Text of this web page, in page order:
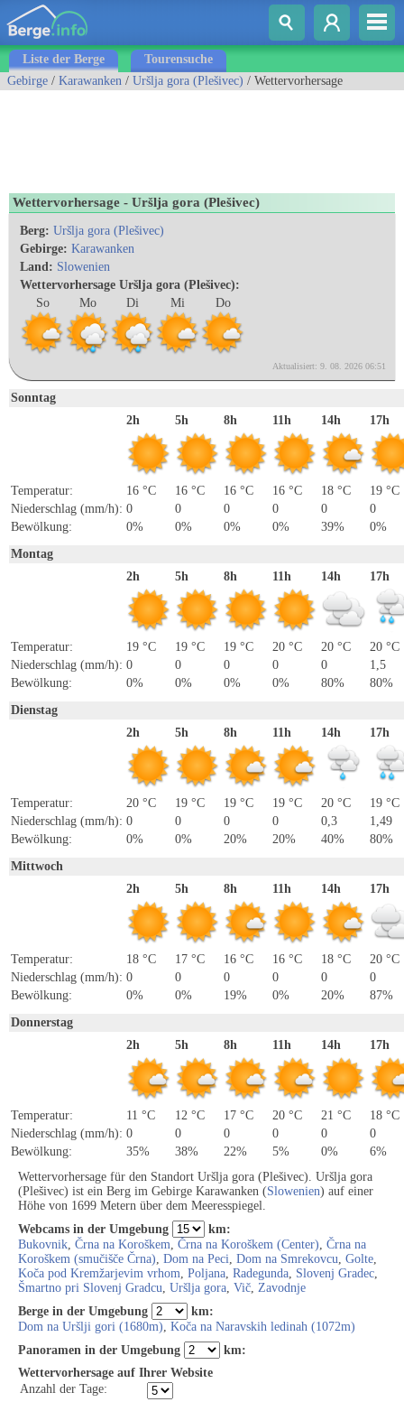
Liste der Berge
Tourensuche
Gebirge / Karawanken / Uršlja gora (Plešivec) / Wettervorhersage
Wettervorhersage - Uršlja gora (Plešivec)
Berg: Uršlja gora (Plešivec)
Gebirge: Karawanken
Land: Slowenien
Wettervorhersage Uršlja gora (Plešivec):
So
Mo Di Mi Do
Aktualisiert: 9. 08. 2026 06:51
Sonntag
2h
Temperatur:
16 °C
Niederschlag (mm/h): 0
Bewölkung:
0%
5h
16 °C
0
0%
8h
16 °C
0
0%
11h
16 °C
0
0%
14h
18 °C
0
39%
17h
19 °C
0
0%
Montag
2h
Temperatur:
19 °C
Niederschlag (mm/h): 0
Bewölkung:
0%
5h
19 °C
0
0%
8h
19 °C
0
0%
11h
20 °C
0
0%
14h
20 °C
0
80%
17h
20 °C
1,5
80%
Dienstag
2h
Temperatur:
20 °C
Niederschlag (mm/h): 0
Bewölkung:
0%
5h
19 °C
0
0%
8h
19 °C
0
20%
11h
19 °C
0
20%
14h
20 °C
0,3
40%
17h
19 °C
1,49
80%
Mittwoch
2h
Temperatur:
18 °C
Niederschlag (mm/h): 0
Bewölkung:
0%
5h
17 °C
0
0%
8h
16 °C
0
19%
11h
16 °C
0
0%
14h
18 °C
0
20%
17h
20 °C
0
87%
Donnerstag
2h
Temperatur:
11 °C
Niederschlag (mm/h): 0
Bewölkung:
35%
5h
12 °C
0
38%
8h
17 °C
0
22%
11h
20 °C
0
5%
14h
21 °C
0
0%
17h
18 °C
0
6%
Wettervorhersage für den Standort Uršlja gora (Plešivec). Uršlja gora
(Plešivec) ist ein Berg im Gebirge Karawanken (Slowenien) auf einer
Höhe von 1699 Metern über dem Meeresspiegel.
Webcams in der Umgebung
km:
Bukovnik, Črna na Koroškem, Črna na Koroškem (Center), Črna na
Koroškem (smučišče Črna), Dom na Peci, Dom na Smrekovcu, Golte,
Koča pod Kremžarjevim vrhom, Poljana, Radegunda, Slovenj Gradec,
Šmartno pri Slovenj Gradcu, Uršlja gora, Vič, Zavodnje
Berge in der Umgebung
km:
Dom na Uršlji gori (1680m), Koča na Naravskih ledinah (1072m)
Panoramen in der Umgebung
km:
Wettervorhersage auf Ihrer Website
Anzahl der Tage: